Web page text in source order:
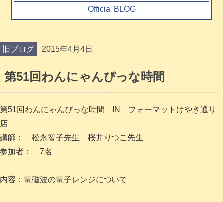
Official BLOG
旧ブログ 2015年4月4日
第51回わんにゃんぴっな時間
第51回わんにゃんぴっな時間 IN フォーマットけやき通り
店
講師： 松永智子先生 桜井りつこ先生
参加者： 7名
内容：電磁波の電子レンジについて